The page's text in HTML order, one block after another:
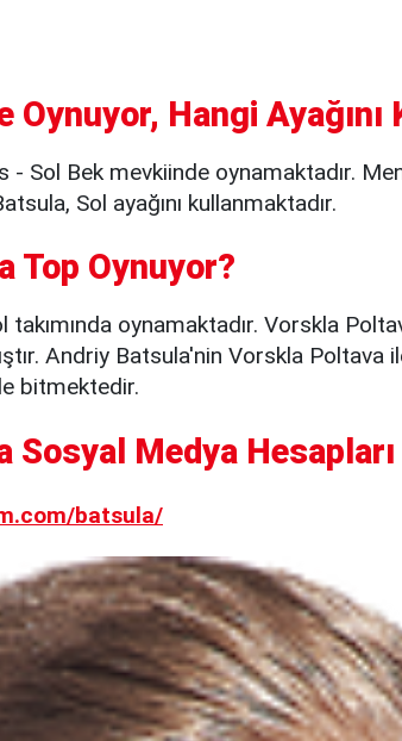
Oynuyor, Hangi Ayağını
- Sol Bek mevkiinde oynamaktadır.
Sol ayağını kullanmaktadır.
Top Oynuyor?
oynamaktadır. Vorskla
Andriy Batsula'nin Vorskla Poltava
bitmektedir.
Sosyal Medya
batsula/